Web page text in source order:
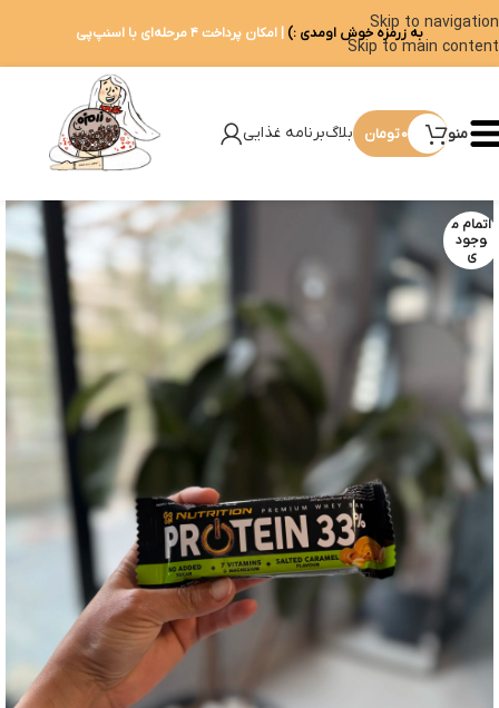
Skip to navigation
Skip to main content
به زرمزه خوش اومدی :) | امکان پرداخت ۴ مرحله‌ای با اسنپ‌پی
منو 0تومان بلاگبرنامه غذایی
اتمام م
وجود
ی